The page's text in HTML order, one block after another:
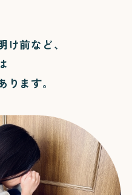
鼓笛隊の取り組み
110番直結防犯導入
書式ダウンロード
け前など、
ります。